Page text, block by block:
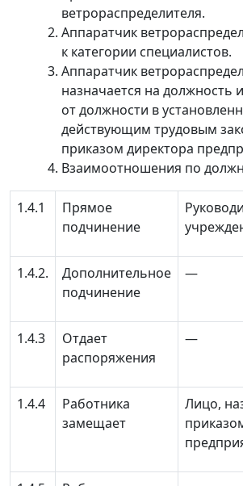
ветрораспределителя.
Аппаратчик
к категории специалистов.
Аппаратчик
назначается на должность
от должности в
действующим трудовым
приказом директора
Взаимоотношения по
1.4.1
Прямое
подчинение
1.4.2.
Дополнительное
подчинение
—
1.4.3
Отдает
распоряжения
—
1.4.4
Работника
замещает
Лицо,